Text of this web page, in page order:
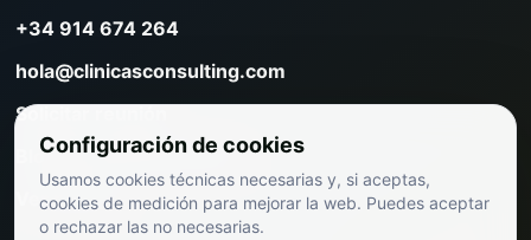
+34 914 674 264
hola@clinicasconsulting.com
Solicitar reunión
Blog de marketing clínico
Ver precios
Configuración de cookies
Usamos cookies técnicas necesarias y, si aceptas,
cookies de medición para mejorar la web. Puedes aceptar
o rechazar las no necesarias.